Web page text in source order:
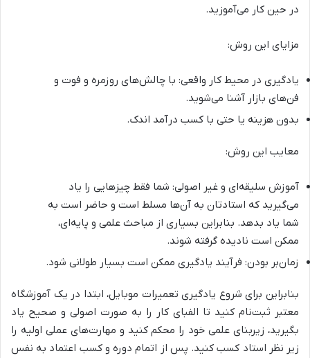
در حین کار می‌آموزید.
مزایای این روش:
یادگیری در محیط کار واقعی: با چالش‌های روزمره و فوت و
فن‌های بازار آشنا می‌شوید.
بدون هزینه یا حتی با کسب درآمد اندک.
معایب این روش:
آموزش سلیقه‌ای و غیر اصولی: شما فقط چیزهایی را یاد
می‌گیرید که استادتان به آن‌ها مسلط است و حاضر است به
شما یاد بدهد. بنابراین بسیاری از مباحث علمی و پایه‌ای،
ممکن است نادیده گرفته شوند.
زمان‌بر بودن: فرآیند یادگیری ممکن است بسیار طولانی شود.
بنابراین برای شروع یادگیری تعمیرات موبایل، ابتدا در یک آموزشگاه
معتبر ثبت‌نام کنید تا الفبای کار را به صورت اصولی و صحیح یاد
بگیرید، زیربنای علمی خود را محکم کنید و مهارت‌های عملی اولیه را
زیر نظر استاد کسب کنید. پس از اتمام دوره و کسب اعتماد به نفس